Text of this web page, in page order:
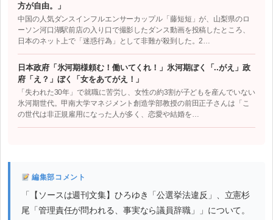
方が自由。」
中国の人気ダンスインフルエンサーカップル「藤短短」が、山梨県のロ
ーソン河口湖駅前店の入り口で撮影したダンス動画を投稿したところ、
日本のネット上で「迷惑行為」として非難が殺到した。2…
日本政府「氷河期様頼む！働いてくれ！」氷河期ぼく「..がえ」政
府「え？」ぼく「女をあてがえ！」
「失われた30年」で就職に苦労し、女性の約3割が子どもを産んでいない
氷河期世代。甲南大学マネジメント創造学部教授の前田正子さんは「こ
の世代は非正規雇用になった人が多く、恋愛や結婚を…
編集部コメント
「【ソースは週刊文集】ひろゆき「公選挙法違反」、立憲杉
尾「管理責任が問われる、事実なら議員辞職」」について。